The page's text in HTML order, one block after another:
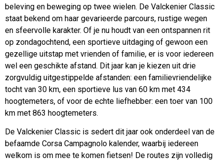
beleving en beweging op twee wielen. De Valckenier Classic
staat bekend om haar gevarieerde parcours, rustige wegen
en sfeervolle karakter. Of je nu houdt van een ontspannen rit
op zondagochtend, een sportieve uitdaging of gewoon een
gezellige uitstap met vrienden of familie, er is voor iedereen
wel een geschikte afstand. Dit jaar kan je kiezen uit drie
zorgvuldig uitgestippelde afstanden: een familievriendelijke
tocht van 30 km, een sportieve lus van 60 km met 434
hoogtemeters, of voor de echte liefhebber: een toer van 100
km met 863 hoogtemeters.
De Valckenier Classic is sedert dit jaar ook onderdeel van de
befaamde Corsa Campagnolo kalender, waarbij iedereen
welkom is om mee te komen fietsen! De routes zijn volledig